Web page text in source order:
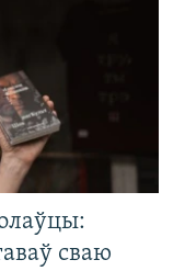
сваю